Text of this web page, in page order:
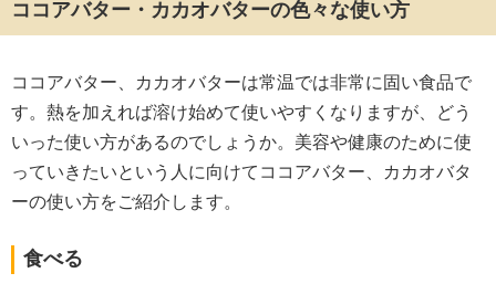
ココアバター・カカオバターの色々な使い方
ココアバター、カカオバターは常温では非常に固い食品で
す。熱を加えれば溶け始めて使いやすくなりますが、どう
いった使い方があるのでしょうか。美容や健康のために使
っていきたいという人に向けてココアバター、カカオバタ
ーの使い方をご紹介します。
食べる